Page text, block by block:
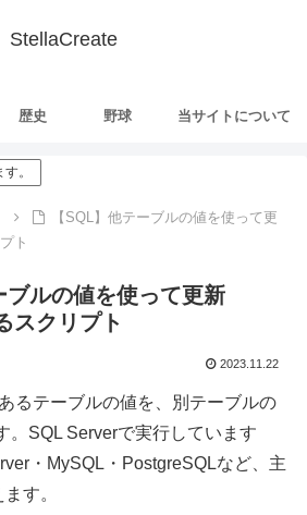
StellaCreate
歴史 野球 当サイトについて
。
【SQL】他テーブルの値を使って更
ト
ブルの値を使って更新
スクリプト
2023.11.22
るテーブルの値を、別テーブルの
。SQL Serverで実行しています
・MySQL・PostgreSQLなど、主
す。